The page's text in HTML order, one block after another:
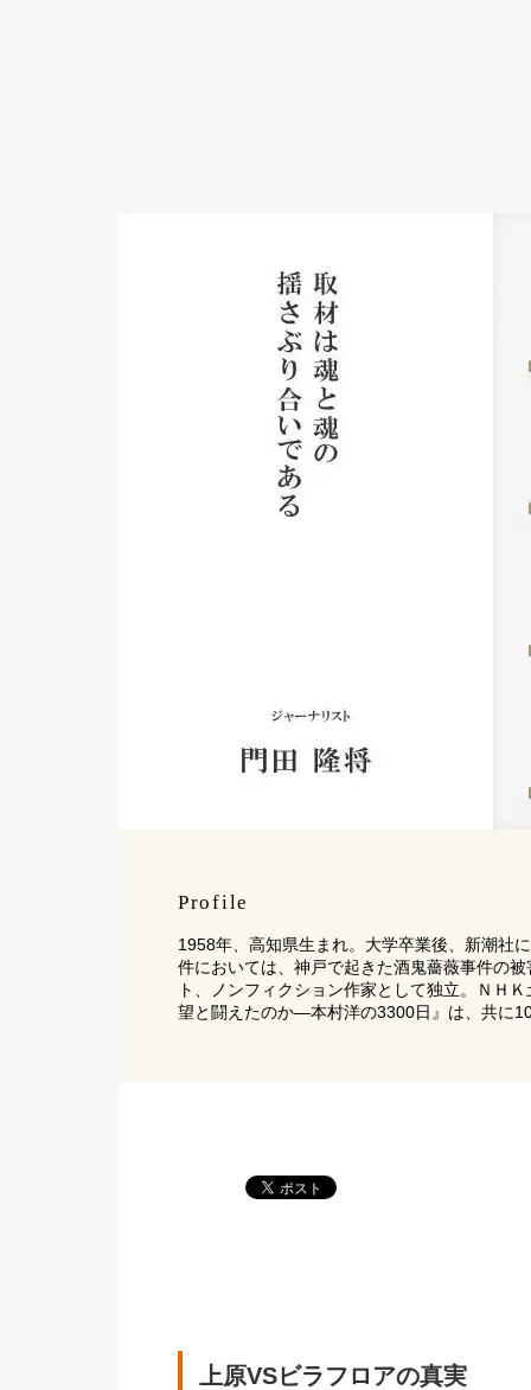
Profile
1958年、高知県生まれ。大学卒業後、新潮社
件においては、神戸で起きた酒鬼薔薇事件の
ト、ノンフィクション作家として独立。ＮＨ
望と闘えたのか―本村洋の3300日』は、共に
上原VSビラフロアの真実